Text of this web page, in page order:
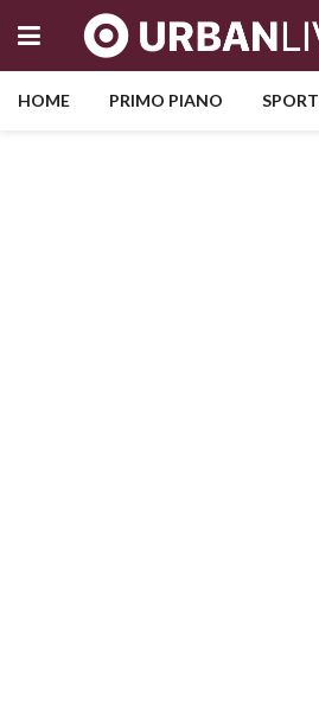
HOME PRIMO PIANO SPORT